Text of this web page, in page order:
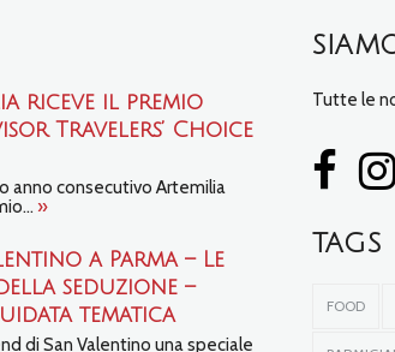
riceve il premio
Travelers’ Choice
anno consecutivo Artemilia
»
a Parma – Le
seduzione –
tematica
di San Valentino una speciale
Tutte le
TAGS
FOOD